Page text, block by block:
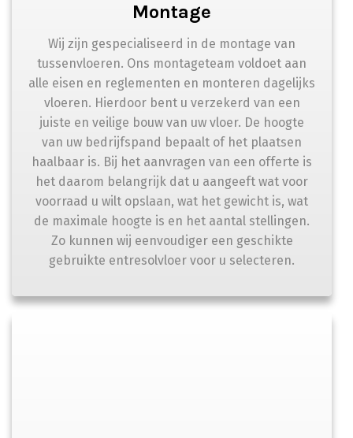
Montage
Wij zijn gespecialiseerd in de montage van
tussenvloeren. Ons montageteam voldoet aan
alle eisen en reglementen en monteren dagelijks
vloeren. Hierdoor bent u verzekerd van een
juiste en veilige bouw van uw vloer. De hoogte
van uw bedrijfspand bepaalt of het plaatsen
haalbaar is. Bij het aanvragen van een offerte is
het daarom belangrijk dat u aangeeft wat voor
voorraad u wilt opslaan, wat het gewicht is, wat
de maximale hoogte is en het aantal stellingen.
Zo kunnen wij eenvoudiger een geschikte
gebruikte entresolvloer voor u selecteren.